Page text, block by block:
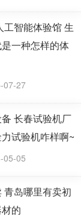
取器、索氏提
、冷凝管、洗
。可以对材料
仪器。将仪器
的。温度计是
式温度计，热
计。
温度计和实用
工智能体验馆 生
一种怎样的体
07-27
长春试验机厂
试验机咋样啊~
05-05
青岛哪里有卖初
的